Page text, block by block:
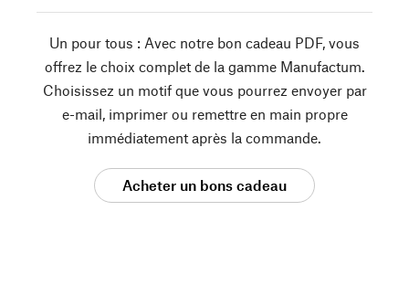
Un pour tous : Avec notre bon cadeau PDF, vous
offrez le choix complet de la gamme Manufactum.
Choisissez un motif que vous pourrez envoyer par
e-mail, imprimer ou remettre en main propre
immédiatement après la commande.
Acheter un bons cadeau